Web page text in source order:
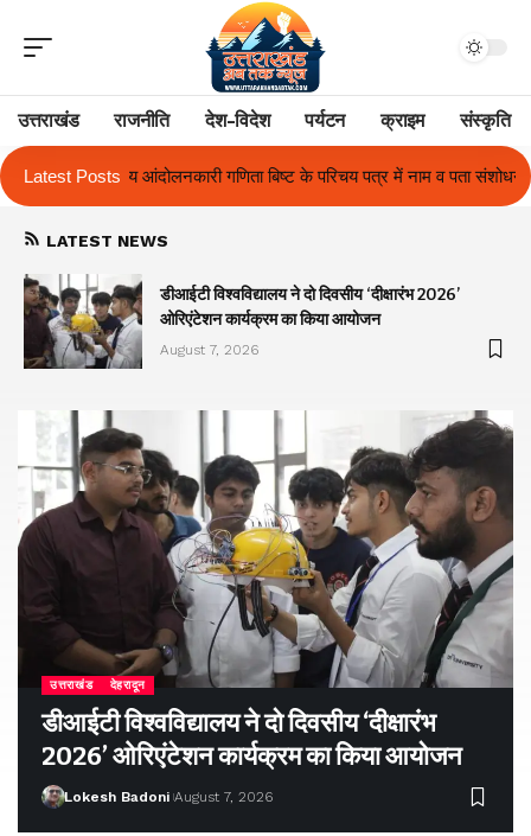
उत्तराखंड राजनीति देश-विदेश पर्यटन क्राइम संस्कृति
Latest Posts
के परिचय पत्र में नाम व पता संशोधन का प्रकरण का हुआ समाधान उत्तराखंड
LATEST NEWS
डीआईटी विश्वविद्यालय ने दो दिवसीय ‘दीक्षारंभ 2026’
ओरिएंटेशन कार्यक्रम का किया आयोजन
August 7, 2026
उत्तराखंड देहरादून
डीआईटी विश्वविद्यालय ने दो दिवसीय ‘दीक्षारंभ
2026’ ओरिएंटेशन कार्यक्रम का किया आयोजन
Lokesh Badoni August 7, 2026